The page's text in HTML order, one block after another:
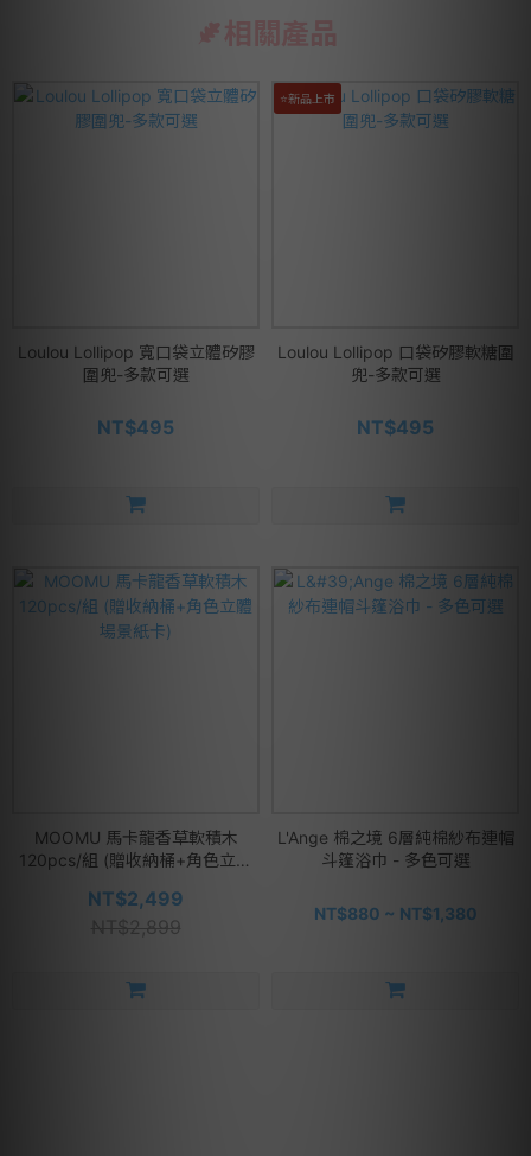
相關產品
Loulou Lollipop 寬口袋立體矽膠
圍兜-多款可選
NT$495
⭐新品上市
Loulou Lollipop 口袋矽膠軟糖圍
兜-多款可選
NT$495
MOOMU 馬卡龍香草軟積木
120pcs/組 (贈收納桶+角色立體
NT$2,499
NT$2,899
L'Ange 棉之境 6層純棉紗布連帽
斗篷浴巾 - 多色可選
NT$880 ~ NT$1,380